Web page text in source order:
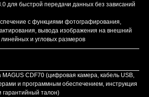
для быстрой передачи данных без зависаний
с функциями фотографирования,
вывода изображения на внешний
и угловых размеров
CDF70 (цифровая камера, кабель USB,
и программным обеспечением, инструкция
гарантийный талон)